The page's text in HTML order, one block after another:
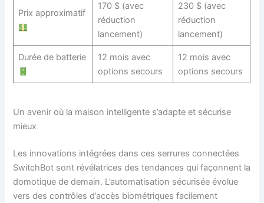
Prix approximatif
170 $ (avec
réduction
lancement)
230 $ (avec
réduction
lancement)
Durée de batterie
12 mois avec
options secours
12 mois avec
options secours
Un avenir où la maison intelligente s’adapte et sécurise
mieux
Les innovations intégrées dans ces serrures connectées
SwitchBot sont révélatrices des tendances qui façonnent la
domotique de demain. L’automatisation sécurisée évolue
vers des contrôles d’accès biométriques facilement